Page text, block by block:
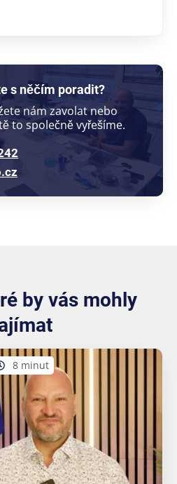
s něčím poradit?
nám zavolat nebo
to společně vyřešíme.
by vás mohly
8 minut